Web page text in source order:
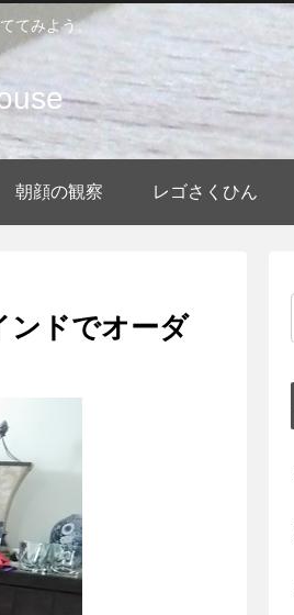
てみよう。
朝顔の観察 レゴさくひん
ンドでオーダ